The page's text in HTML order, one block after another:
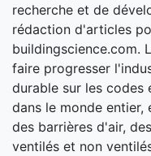
recherche et de
rédaction d'articles
buildingscience.com.
faire progresser
durable sur les codes
dans le monde entier,
des barrières d'air,
ventilés et non